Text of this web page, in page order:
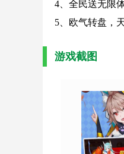
4、全民送无限
5、欧气转盘，
游戏截图